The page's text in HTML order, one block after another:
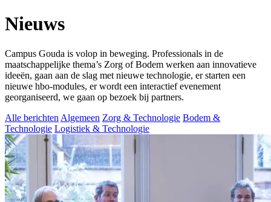
Nieuws
Campus Gouda is volop in beweging. Professionals in de
maatschappelijke thema’s Zorg of Bodem werken aan innovatieve
ideeën, gaan aan de slag met nieuwe technologie, er starten een
nieuwe hbo-modules, er wordt een interactief evenement
georganiseerd, we gaan op bezoek bij partners.
Alle berichten Algemeen Zorg & Technologie Bodem &
Technologie Logistiek & Technologie